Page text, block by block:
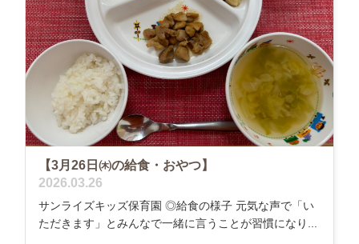
【3月26日㈭の給食・おやつ】
2026.03.26
サンライズキッズ保育園 ◎給食の様子 元気な声で「い
ただきます」とみんなで一緒に言うことが習慣になり...